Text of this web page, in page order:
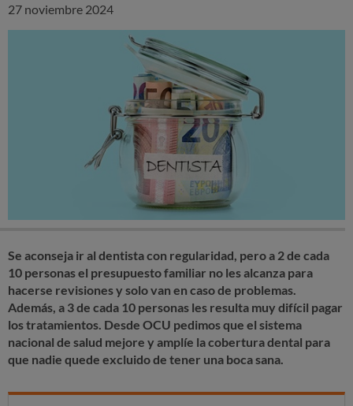
27 noviembre 2024
Se aconseja ir al dentista con regularidad, peroa 2 de cada
10 personas el presupuesto familiar no les alcanza para
hacerse revisionesy solo van en caso de problemas.
Además, a 3 de cada 10 personas les resulta muy difícil pagar
los tratamientos. Desde OCU pedimos que el sistema
nacional de salud mejore y amplíe la cobertura dental para
que nadie quede excluido de tener una boca sana.